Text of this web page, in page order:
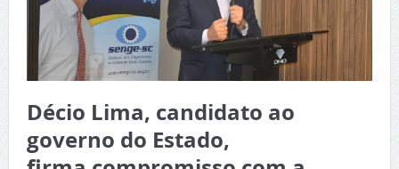
Décio Lima, candidato ao
governo do Estado,